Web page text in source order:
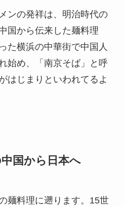
ンの発祥は、明治時代の
国から伝来した麺料理
た横浜の中華街で中国人
始め、「南京そば」と呼
はじまりといわれてるよ
国から日本へ
麺料理に遡ります。15世